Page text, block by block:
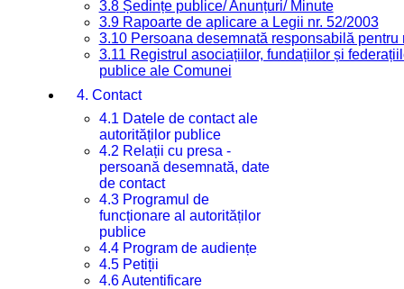
3.8 Ședințe publice/ Anunțuri/ Minute
3.9 Rapoarte de aplicare a Legii nr. 52/2003
3.10 Persoana desemnată responsabilă
3.11 Registrul asociațiilor, fundațiilor și
publice ale Comunei
4. Contact
4.1 Datele de contact ale
autorităților publice
4.2 Relații cu presa -
persoană desemnată, date
de contact
4.3 Programul de
funcționare al autorităților
publice
4.4 Program de audiențe
4.5 Petiții
4.6 Autentificare